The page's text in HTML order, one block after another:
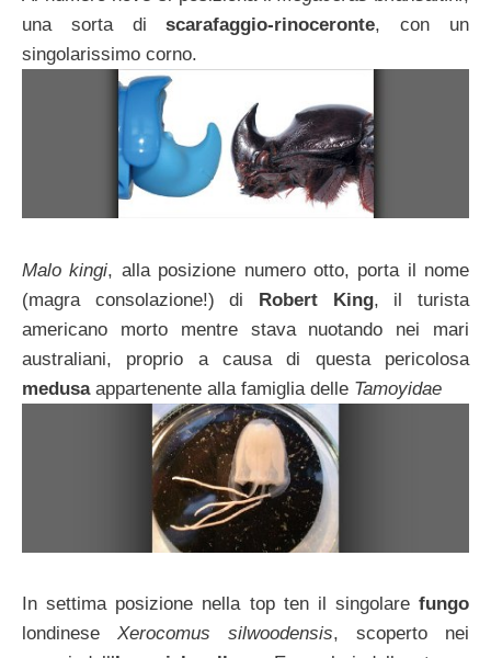
una sorta discarafaggio-rinoceronte, con un
singolarissimo corno.
Malo kingi, alla posizione numero otto, porta il nome
(magra consolazione!) di Robert King, il turista
americano morto mentre stava nuotando nei mari
australiani, proprio a causa di questa pericolosa
medusa appartenente alla famiglia delle Tamoyidae
In settima posizione nella top ten il singolare fungo
londinese Xerocomus silwoodensis, scoperto nei